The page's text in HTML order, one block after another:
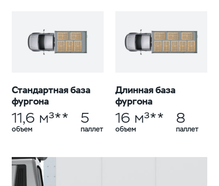
Стандартная база
фургона
11,6 м³**
объем
5
паллет
Длинная база
фургона
16 м³**
объем
8
паллет